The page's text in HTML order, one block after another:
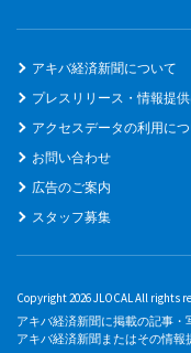
アキバ経済新聞について
プレスリリース・情報提
アクセスデータの利用に
お問い合わせ
広告のご案内
スタッフ募集
Copyright 2026 JLOCAL All rights
アキバ経済新聞に掲載の記事
アキバ経済新聞またはその情報